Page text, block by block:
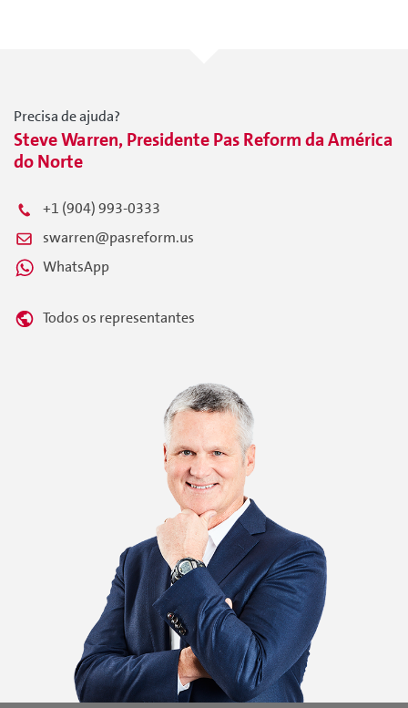
Precisa de ajuda?
Steve Warren, Presidente Pas Reform da América
do Norte
+1 (904) 993-0333
swarren@pasreform.us
WhatsApp
Todos os representantes